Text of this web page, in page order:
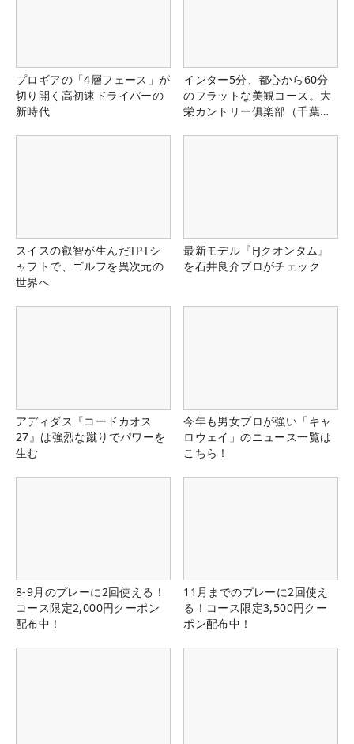
プロギアの「4層フェース」が
切り開く高初速ドライバーの
新時代
インター5分、都心から60分
のフラットな美観コース。大
栄カントリー俱楽部（千葉
スイスの叡智が生んだTPTシ
ャフトで、ゴルフを異次元の
世界へ
最新モデル『FJクオンタム』
を石井良介プロがチェック
アディダス『コードカオス
27』は強烈な蹴りでパワーを
生む
今年も男女プロが強い「キャ
ロウェイ」のニュース一覧は
こちら！
8-9月のプレーに2回使える！
コース限定2,000円クーポン
配布中！
11月までのプレーに2回使え
る！コース限定3,500円クー
ポン配布中！